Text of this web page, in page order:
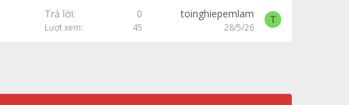
Trả lời 0
Lượt xem 45
toinghiepemlam
28/5/26
T